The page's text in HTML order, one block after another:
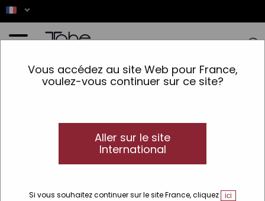
Vous accédez au site Web pour France,
voulez-vous continuer sur ce site?
Aller sur le site
International
Si vous souhaitez continuer sur le site France, cliquez ici
>Coloration >Type de produit > Oxygénée >Oxydant crème